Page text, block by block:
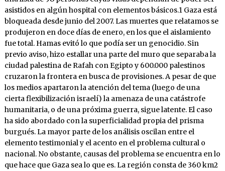
asistidos en algún hospital con elementos básicos.1 Gaza está
bloqueada desde junio del 2007. Las muertes que relatamos se
produjeron en doce días de enero, en los que el aislamiento
fue total. Hamas evitó lo que podía ser un genocidio. Sin
previo aviso, hizo estallar una parte del muro que separaba la
ciudad palestina de Rafah con Egipto y 600.000 palestinos
cruzaron la frontera en busca de provisiones. A pesar de que
los medios apartaron la atención del tema (luego de una
cierta flexibilización israelí) la amenaza de una catástrofe
humanitaria, o de una próxima guerra, sigue latente. El caso
ha sido abordado con la superficialidad propia del prisma
burgués. La mayor parte de los análisis oscilan entre el
elemento testimonial y el acento en el problema cultural o
nacional. No obstante, causas del problema se encuentra en lo
que hace que Gaza sea lo que es. La región consta de 360 km2